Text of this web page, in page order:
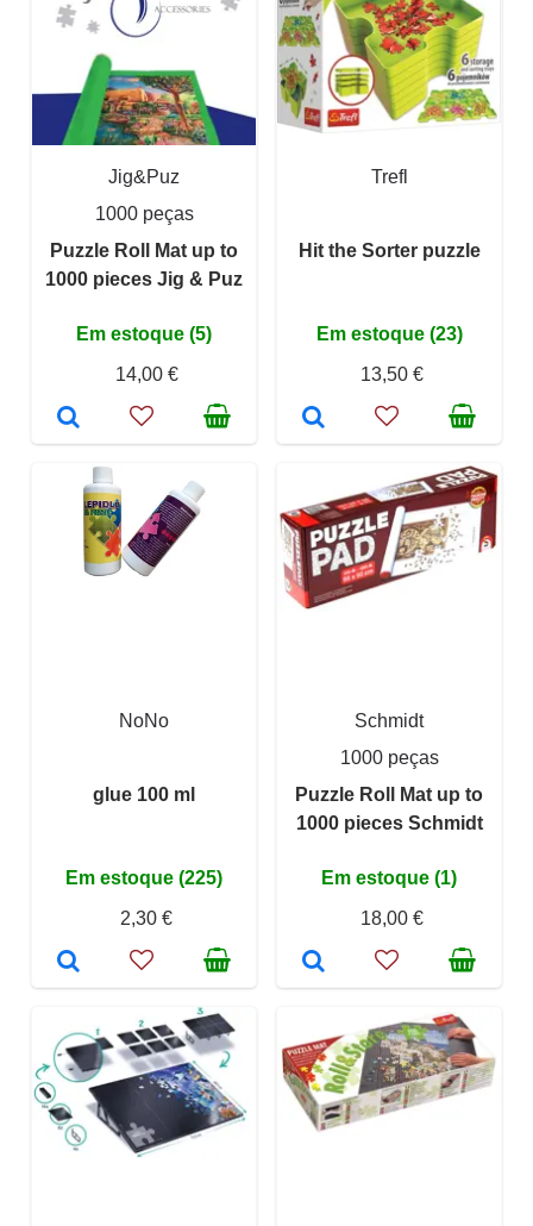
Jig&Puz
1000 peças
Puzzle Roll Mat up to
1000 pieces Jig & Puz
Em estoque (5)
14,00 €
Trefl
Hit the Sorter puzzle
Em estoque (23)
13,50 €
NoNo
glue 100 ml
Em estoque (225)
2,30 €
Schmidt
1000 peças
Puzzle Roll Mat up to
1000 pieces Schmidt
Em estoque (1)
18,00 €